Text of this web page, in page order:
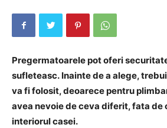
Pregermatoarele pot oferi
sufleteasc. Inainte de a alege,
va fi folosit, deoarece pentru
avea nevoie de ceva diferit, fata de
interiorul casei.